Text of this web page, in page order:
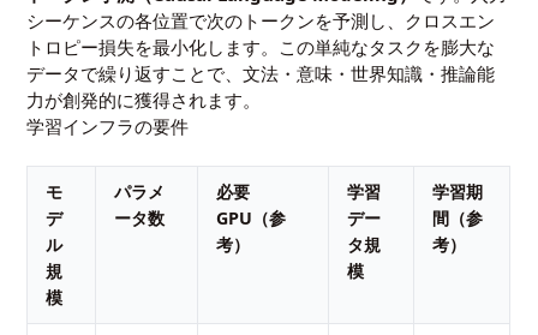
シーケンスの各位置で次のトークンを予測し、クロスエン
トロピー損失を最小化します。この単純なタスクを膨大な
データで繰り返すことで、文法・意味・世界知識・推論能
力が創発的に獲得されます。
学習インフラの要件
モ
デ
ル
規
模
パラメ
ータ数
必要
GPU（参
考）
学習
デー
タ規
模
学習期
間（参
考）